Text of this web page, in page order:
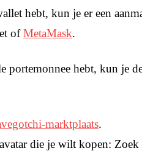
hebt, kun je er een
ofMetaMask.
portemonnee hebt, kun je
marktplaats.
die je wilt kopen: